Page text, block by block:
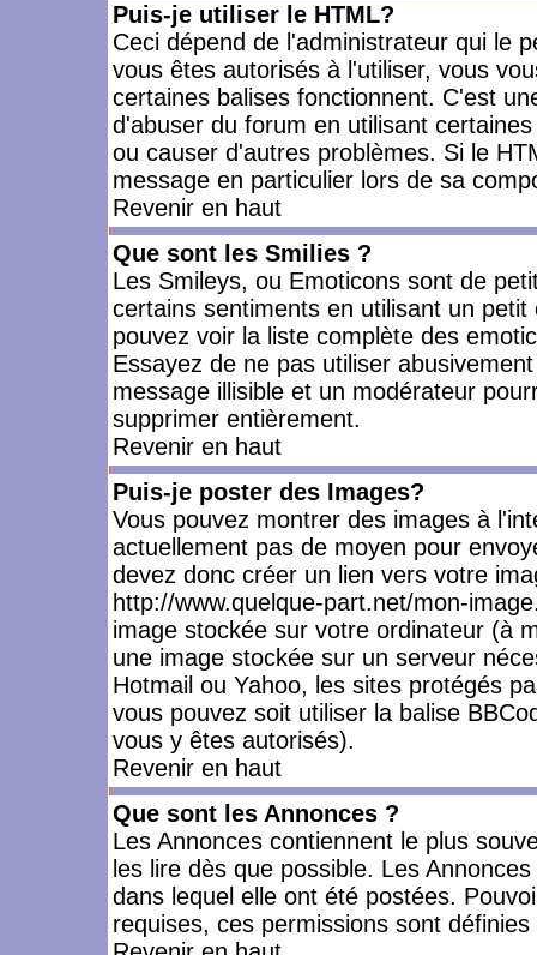
Puis-je utiliser le HTML?
Ceci dépend de l'administrateur qui le
vous êtes autorisés à l'utiliser, vous
certaines balises fonctionnent. C'est
d'abuser du forum en utilisant
ou causer d'autres problèmes. Si le
message en particulier lors de sa
Revenir en haut
Que sont les Smilies ?
Les Smileys, ou Emoticons sont de
certains sentiments en utilisant un
pouvez voir la liste complète des
Essayez de ne pas utiliser
message illisible et un modérateur
supprimer entièrement.
Revenir en haut
Puis-je poster des Images?
Vous pouvez montrer des images à
actuellement pas de moyen pour
devez donc créer un lien vers votre
http://www.quelque-part.net/mon-
image stockée sur votre ordinateur (à
une image stockée sur un serveur
Hotmail ou Yahoo, les sites protégés
vous pouvez soit utiliser la balise
vous y êtes autorisés).
Revenir en haut
Que sont les Annonces ?
Les Annonces contiennent le plus
les lire dès que possible. Les
dans lequel elle ont été postées.
requises, ces permissions sont